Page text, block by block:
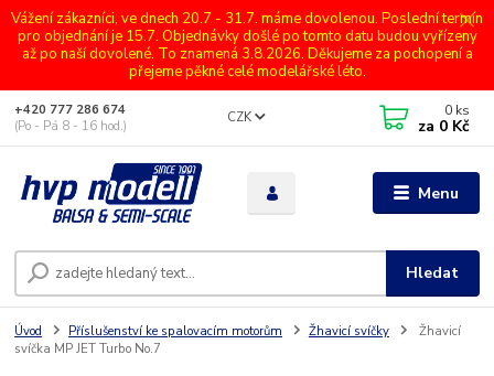
Vážení zákazníci, ve dnech 20.7 - 31.7. máme dovolenou. Poslední termín
pro objednání je 15.7. Objednávky došlé po tomto datu budou vyřízeny
až po naší dovolené. To znamená 3.8.2026. Děkujeme za pochopení a
přejeme pěkné celé modelářské léto.
Menu
CZK
Hledat
+420 777 286 674
(Po - Pá 8 - 16 hod.)
0 ks
za 0 Kč
Úvod Příslušenství ke spalovacím motorům Žhavicí svíčky
Žhavicí
svíčka MP JET Turbo No.7